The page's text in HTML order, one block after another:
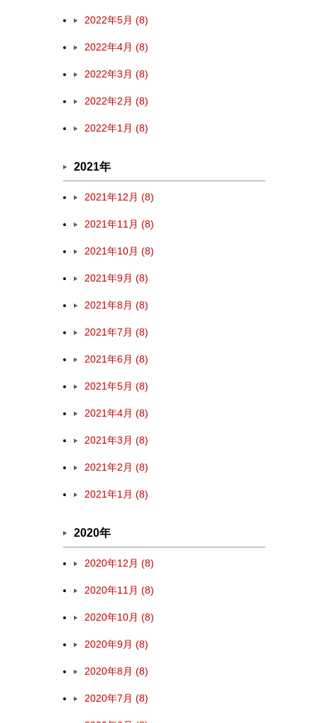
2022年5月 (8)
2022年4月 (8)
2022年3月 (8)
2022年2月 (8)
2022年1月 (8)
2021年
2021年12月 (8)
2021年11月 (8)
2021年10月 (8)
2021年9月 (8)
2021年8月 (8)
2021年7月 (8)
2021年6月 (8)
2021年5月 (8)
2021年4月 (8)
2021年3月 (8)
2021年2月 (8)
2021年1月 (8)
2020年
2020年12月 (8)
2020年11月 (8)
2020年10月 (8)
2020年9月 (8)
2020年8月 (8)
2020年7月 (8)